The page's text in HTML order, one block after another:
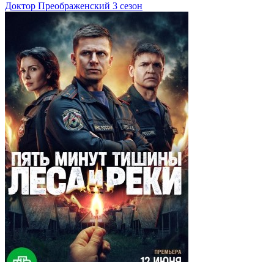
Доктор Преображенский 3 сезон